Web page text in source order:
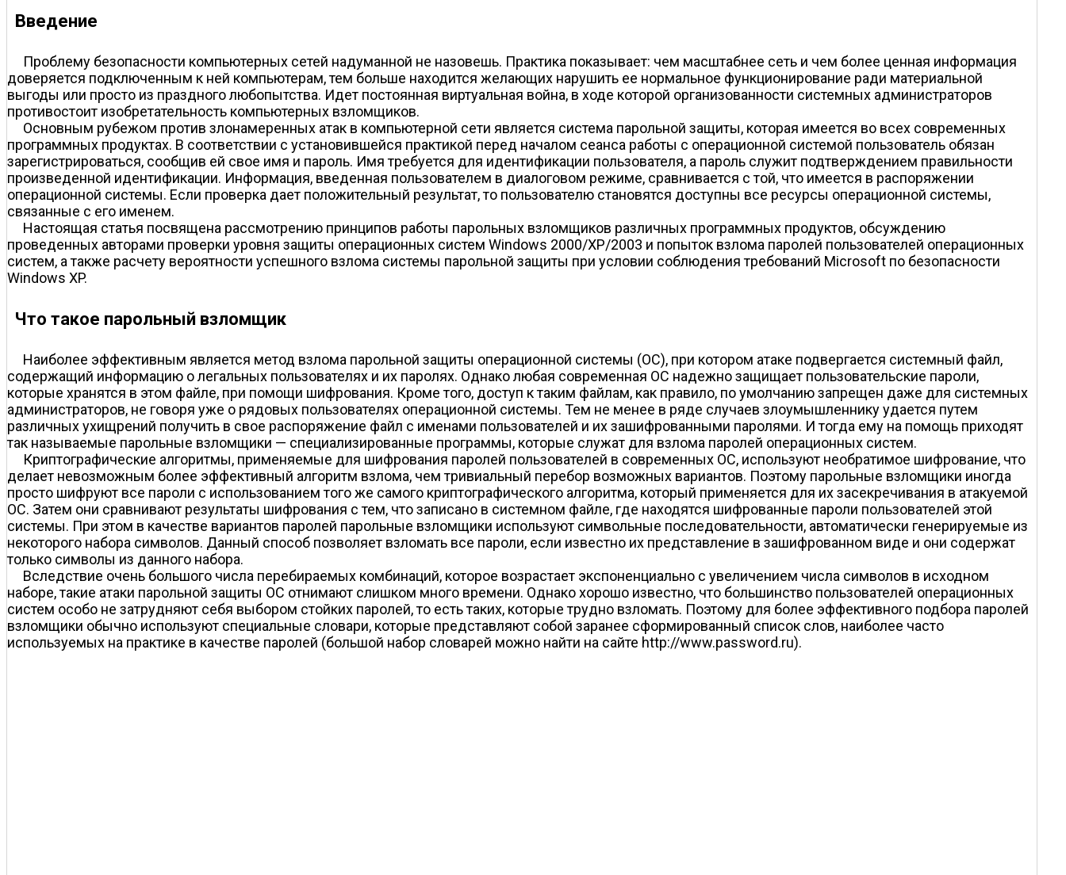
Введение
Проблему безопасности компьютерных сетей надуманной не назовешь. Практика показывает: чем масштабнее сеть и чем более ценная информация
доверяется подключенным к ней компьютерам, тем больше находится желающих нарушить ее нормальное функционирование ради материальной
выгоды или просто из праздного любопытства. Идет постоянная виртуальная война, в ходе которой организованности системных администраторов
противостоит изобретательность компьютерных взломщиков.
Основным рубежом против злонамеренных атак в компьютерной сети является система парольной защиты, которая имеется во всех современных
программных продуктах. В соответствии с установившейся практикой перед началом сеанса работы с операционной системой пользователь обязан
зарегистрироваться, сообщив ей свое имя и пароль. Имя требуется для идентификации пользователя, а пароль служит подтверждением правильности
произведенной идентификации. Информация, введенная пользователем в диалоговом режиме, сравнивается с той, что имеется в распоряжении
операционной системы. Если проверка дает положительный результат, то пользователю становятся доступны все ресурсы операционной системы,
связанные с его именем.
Настоящая статья посвящена рассмотрению принципов работы парольных взломщиков различных программных продуктов, обсуждению
проведенных авторами проверки уровня защиты операционных систем Windows 2000/XP/2003 и попыток взлома паролей пользователей операционных
систем, а также расчету вероятности успешного взлома системы парольной защиты при условии соблюдения требований Microsoft по безопасности
Windows XP.
Что такое парольный взломщик
Наиболее эффективным является метод взлома парольной защиты операционной системы (ОС), при котором атаке подвергается системный файл,
содержащий информацию о легальных пользователях и их паролях. Однако любая современная ОС надежно защищает пользовательские пароли,
которые хранятся в этом файле, при помощи шифрования. Кроме того, доступ к таким файлам, как правило, по умолчанию запрещен даже для системных
администраторов, не говоря уже о рядовых пользователях операционной системы. Тем не менее в ряде случаев злоумышленнику удается путем
различных ухищрений получить в свое распоряжение файл с именами пользователей и их зашифрованными паролями. И тогда ему на помощь приходят
так называемые парольные взломщики — специализированные программы, которые служат для взлома паролей операционных систем.
Криптографические алгоритмы, применяемые для шифрования паролей пользователей в современных ОС, используют необратимое шифрование, что
делает невозможным более эффективный алгоритм взлома, чем тривиальный перебор возможных вариантов. Поэтому парольные взломщики иногда
просто шифруют все пароли с использованием того же самого криптографического алгоритма, который применяется для их засекречивания в атакуемой
ОС. Затем они сравнивают результаты шифрования с тем, что записано в системном файле, где находятся шифрованные пароли пользователей этой
системы. При этом в качестве вариантов паролей парольные взломщики используют символьные последовательности, автоматически генерируемые из
некоторого набора символов. Данный способ позволяет взломать все пароли, если известно их представление в зашифрованном виде и они содержат
только символы из данного набора.
Вследствие очень большого числа перебираемых комбинаций, которое возрастает экспоненциально с увеличением числа символов в исходном
наборе, такие атаки парольной защиты ОС отнимают слишком много времени. Однако хорошо известно, что большинство пользователей операционных
систем особо не затрудняют себя выбором стойких паролей, то есть таких, которые трудно взломать. Поэтому для более эффективного подбора паролей
взломщики обычно используют специальные словари, которые представляют собой заранее сформированный список слов, наиболее часто
используемых на практике в качестве паролей (большой набор словарей можно найти на сайте http://www.password.ru).